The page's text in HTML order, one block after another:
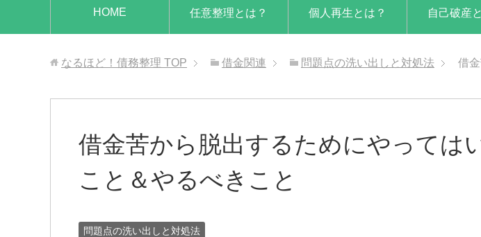
HOME 任意整理とは？ 個人再生とは？ 自己破産
なるほど！債務整理 TOP 借金関連 問題点の洗い出しと対処法 借
借金苦から脱出するためにやっては
こと＆やるべきこと
問題点の洗い出しと対処法